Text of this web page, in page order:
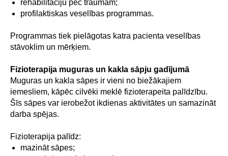
rehabilitāciju pēc traumām;
profilaktiskas veselības programmas.
Programmas tiek pielāgotas katra pacienta veselības
stāvoklim un mērķiem.
Fizioterapija muguras un kakla sāpju gadījumā
Muguras un kakla sāpes ir vieni no biežākajiem
iemesliem, kāpēc cilvēki meklē fizioterapeita palīdzību.
Šīs sāpes var ierobežot ikdienas aktivitātes un samazināt
darba spējas.
Fizioterapija palīdz:
mazināt sāpes;